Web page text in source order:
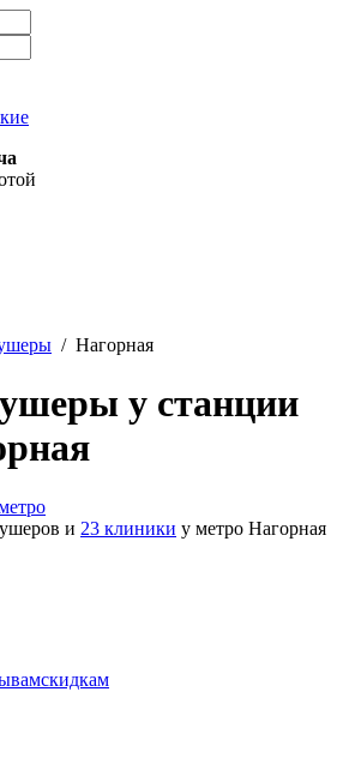
/ Нагорная
у станции
и 23 клиники у метро Нагорная
cкидкам